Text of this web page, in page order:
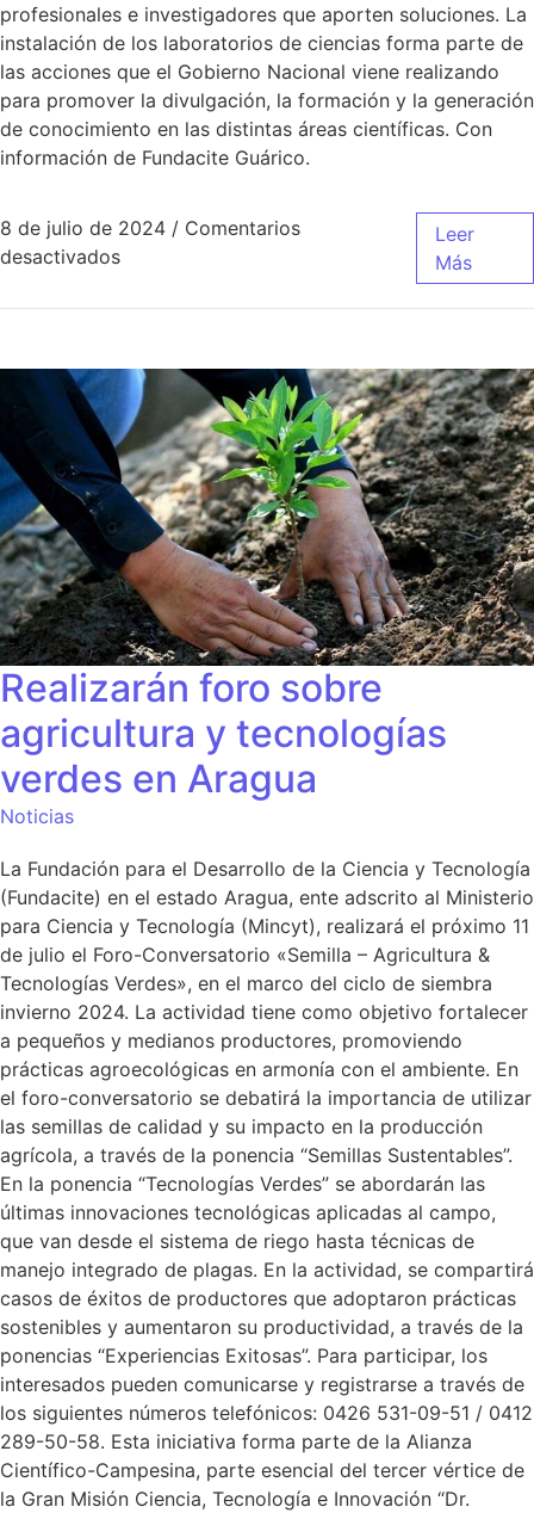
profesionales e investigadores que aporten soluciones. La
instalación de los laboratorios de ciencias forma parte de
las acciones que el Gobierno Nacional viene realizando
para promover la divulgación, la formación y la generación
de conocimiento en las distintas áreas científicas. Con
información de Fundacite Guárico.
8 de julio de 2024 / Comentarios
desactivados
Leer
Más
Realizarán foro sobre
agricultura y tecnologías
verdes en Aragua
Noticias
La Fundación para el Desarrollo de la Ciencia y Tecnología
(Fundacite) en el estado Aragua, ente adscrito al Ministerio
para Ciencia y Tecnología (Mincyt), realizará el próximo 11
de julio el Foro-Conversatorio «Semilla – Agricultura &
Tecnologías Verdes», en el marco del ciclo de siembra
invierno 2024. La actividad tiene como objetivo fortalecer
a pequeños y medianos productores, promoviendo
prácticas agroecológicas en armonía con el ambiente. En
el foro-conversatorio se debatirá la importancia de utilizar
las semillas de calidad y su impacto en la producción
agrícola, a través de la ponencia “Semillas Sustentables”.
En la ponencia “Tecnologías Verdes” se abordarán las
últimas innovaciones tecnológicas aplicadas al campo,
que van desde el sistema de riego hasta técnicas de
manejo integrado de plagas. En la actividad, se compartirá
casos de éxitos de productores que adoptaron prácticas
sostenibles y aumentaron su productividad, a través de la
ponencias “Experiencias Exitosas”. Para participar, los
interesados pueden comunicarse y registrarse a través de
los siguientes números telefónicos: 0426 531-09-51 / 0412
289-50-58. Esta iniciativa forma parte de la Alianza
Científico-Campesina, parte esencial del tercer vértice de
la Gran Misión Ciencia, Tecnología e Innovación “Dr.